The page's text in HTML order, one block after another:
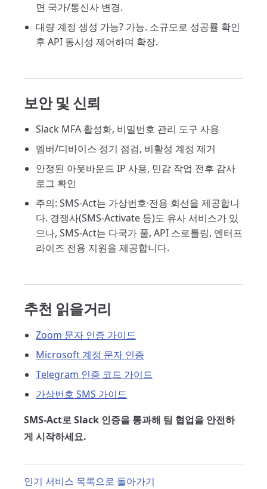
면 국가/통신사 변경.
대량 계정 생성 가능? 가능. 소규모로 성공률 확인
후 API 동시성 제어하며 확장.
보안 및 신뢰
Slack MFA 활성화, 비밀번호 관리 도구 사용
멤버/디바이스 정기 점검, 비활성 계정 제거
안정된 아웃바운드 IP 사용, 민감 작업 전후 감사
로그 확인
주의: SMS-Act는 가상번호·전용 회선을 제공합니
다. 경쟁사(SMS-Activate 등)도 유사 서비스가 있
으나, SMS-Act는 다국가 풀, API 스로틀링, 엔터프
라이즈 전용 지원을 제공합니다.
추천 읽을거리
Zoom 문자 인증 가이드
Microsoft 계정 문자 인증
Telegram 인증 코드 가이드
가상번호 SMS 가이드
SMS-Act로 Slack 인증을 통과해 팀 협업을 안전하
게 시작하세요.
인기 서비스 목록으로 돌아가기